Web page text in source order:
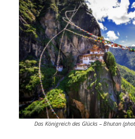
Das Königreich des Glücks – Bhutan